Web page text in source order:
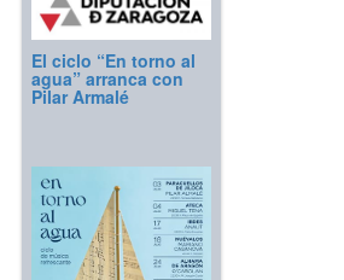
El ciclo “En torno al
agua” arranca con
Pilar Armalé